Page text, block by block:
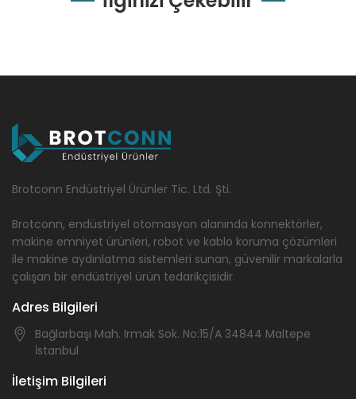
Brotconn Endüstriyel Ürünler Tic. Ltd. Şti.
Brotconn, endüstriyel otomasyon alanında konnektörler,
makine emniyet ürünleri, robot ve kablo koruma çözümleri
ile makine aydınlatma sistemleri sunan, güvenilir markalarla
çalışan bir endüstriyel ürün tedarikçisidir.
Adres Bilgileri
Bağlarbaşı Mah. Irmak Sok. No:15/A 34844 Maltepe
İstanbul
İletişim Bilgileri